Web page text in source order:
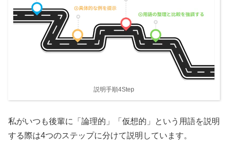
説明手順4Step
私がいつも後輩に「論理的」「仮想的」という用語を説明
する際は4つのステップに分けて説明しています。